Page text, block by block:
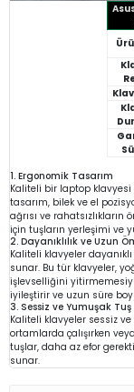
1. Ergonomik Tasarım
Kaliteli bir laptop klavyesi
tasarım, bilek ve el
ağrısı ve
için tuşların yerleşimi ve
2. Dayanıklılık ve Uzun
Kaliteli klavyeler
sunar. Bu tür klavyeler,
işlevselliğini
iyileştirir ve uzun süre
3. Sessiz ve Yumuşak
Kaliteli klavyeler sessiz
ortamlarda çalışırken
tuşlar, daha az efor
sunar.